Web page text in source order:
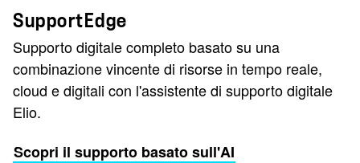
SupportEdge
Supporto digitale completo basato su una
combinazione vincente di risorse in tempo reale,
cloud e digitali con l'assistente di supporto digitale
Elio.
Scopri il supporto basato sull'AI